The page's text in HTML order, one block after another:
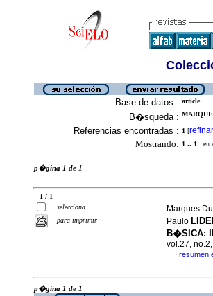
Base de datos : article
B�squeda :
Referencias encontradas : 1 [refinar
Mostrando: 1 .. 1 en
p�gina 1 de 1
1 / 1
selecciona
para imprimir
Marques
Paulo
B�SICA:
vol.27,
· resumen
p�gina 1 de 1